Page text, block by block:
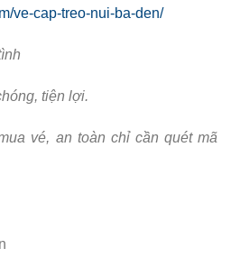
ve-cap-treo-nui-ba-den/
tiện lợi.
vé, an toàn chỉ cần quét mã